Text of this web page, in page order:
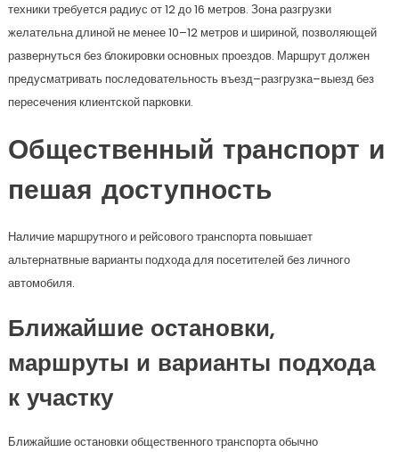
техники требуется радиус от 12 до 16 метров. Зона разгрузки
желательна длиной не менее 10–12 метров и шириной, позволяющей
развернуться без блокировки основных проездов. Маршрут должен
предусматривать последовательность въезд–разгрузка–выезд без
пересечения клиентской парковки.
Общественный транспорт и
пешая доступность
Наличие маршрутного и рейсового транспорта повышает
альтернатвные варианты подхода для посетителей без личного
автомобиля.
Ближайшие остановки,
маршруты и варианты подхода
к участку
Ближайшие остановки общественного транспорта обычно